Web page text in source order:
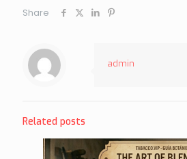
Share
admin
Related posts